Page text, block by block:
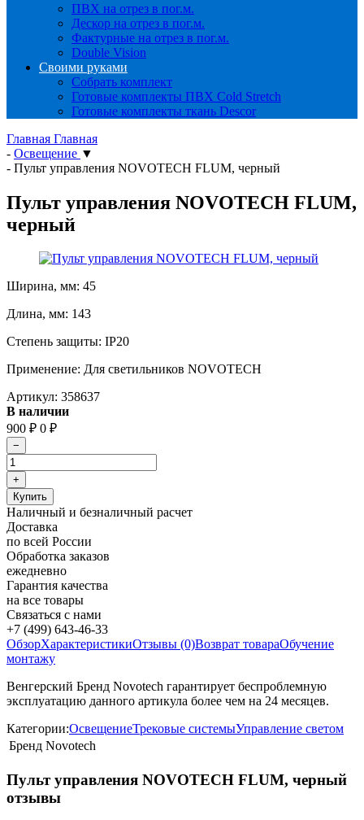
ПВХ на отрез в пог.м.
Дескор на отрез в пог.м.
Фактурные на отрез в пог.м.
Double Vision
Своими руками
Собрать комплект
Готовые комплекты ПВХ Cold Stretch
Готовые комплекты ткань Descor
Главная Главная
- Освещение ▼
- Пульт управления NOVOTECH FLUM, черный
Пульт управления NOVOTECH FLUM,
черный
Ширина, мм: 45
Длина, мм: 143
Степень защиты: IP20
Применение: Для светильников NOVOTECH
Артикул: 358637
В наличии
900 ₽ 0 ₽
Наличный и безналичный расчет
Доставка
по всей России
Обработка заказов
ежедневно
Гарантия качества
на все товары
Связаться с нами
+7 (499) 643-46-33
ОбзорХарактеристикиОтзывы (0)Возврат товараОбучение
монтажу
Венгерский Бренд Novotech гарантирует беспроблемную
эксплуатацию данного артикула более чем на 24 месяцев.
Категории:ОсвещениеТрековые системыУправление светом
Бренд Novotech
Пульт управления NOVOTECH FLUM, черный
отзывы